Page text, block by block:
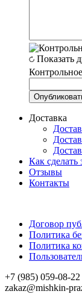
Показать
Доставка
Как сделать
Отзывы
Контакты
Договор
Политика
Политика
+7 (985) 059-08-22
zakaz@mishkin-